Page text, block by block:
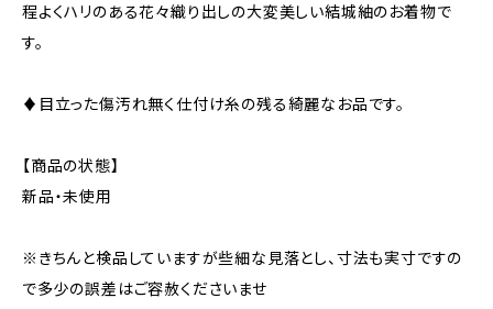
程よくハリのある花々織り出しの大変美しい結城紬のお着物で
す。
♦︎目立った傷汚れ無く仕付け糸の残る綺麗なお品です。
【商品の状態】
新品・未使用
※きちんと検品していますが些細な見落とし、寸法も実寸ですの
で多少の誤差はご容赦くださいませ